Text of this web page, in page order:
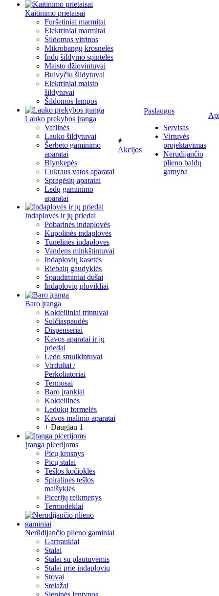
Kaitinimo prietaisai
Furšetiniai marmitai
Elektriniai marmitai
Šildomos vitrinos
Mikrobangų krosnelės
Indų šildymo spintelės
Maisto džiovintuvai
Bulvyčiu šildytuvai
Elektriniai maisto
šildytuvai
Šildomos lempos
Lauko prekybos įranga
Vaflinės
Lauko šildytuvai
Šerbeto gaminimo
aparatai
Blynkepės
Cukraus vatos aparatai
Spragėsių aparatai
Ledų gaminimo
aparatai
Indaplovės ir jų priedai
Pobarinės indaplovės
Kupolinės indaplovės
Tunelinės indaplovės
Vandens minkštintuvai
Indaplovių kasetės
Riebalų gaudyklės
Spaudiminiai dušai
Indaplovių plovikliai
Baro įranga
Kokteiliniai trintuvai
Sulčiaspaudės
Dispenseriai
Kavos aparatai ir jų
priedai
Ledo smulkintuvai
Virduliai /
Perkoliatoriai
Termosai
Baro įrankiai
Kokteilinės
Ledukų formelės
Kavos malimo aparatai
+ Daugiau 1
Įranga picerijoms
Picų krosnys
Picų stalai
Tešlos kočioklės
Spiralinės tešlos
maišyklės
Picerijų reikmenys
Termodėklai
Nerūdijančio plieno gaminiai
Gartraukiai
Stalai
Stalai su plautuvėmis
Stalai prie indaplovių
Stovai
Stelažai
Sieninės lentynos
Akcijos
Paslaugos
Servisas
Virtuvės
projektavimas
Nerūdijančio
plieno baldų
gamyba